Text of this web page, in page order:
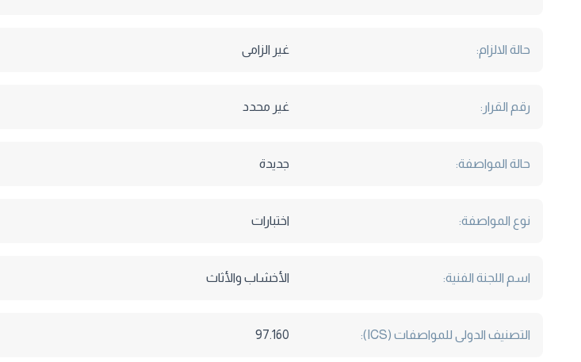
حالة الالزام: غير الزامى
رقم القرار: غير محدد
حالة المواصفة: جديدة
نوع المواصفة: اختبارات
اسم اللجنة الفنية: الأخشاب والأثاث
التصنيف الدولى للمواصفات (ICS): 97.160